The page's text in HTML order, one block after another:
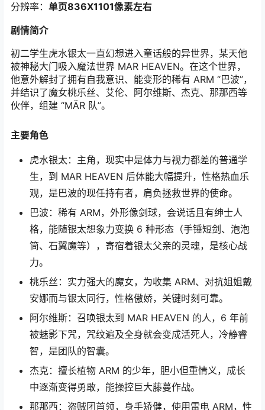
分辨率： 单页836X1101像素左右
剧情简介
初二学生虎水银太一直幻想进入童话般的异世界，某天他
被神秘大门吸入魔法世界 MAR HEAVEN。在这个世界，
他意外解封了拥有自我意识、能变形的稀有 ARM “巴波”，
并结识了魔女桃乐丝、艾伦、阿尔维斯、杰克、那那西等
伙伴，组建 “MÄR 队”。
主要角色
虎水银太：主角，现实中是体力与视力都差的普通学
生，到 MAR HEAVEN 后体能大幅提升，性格热血乐
观，是巴波的现任持有者，肩负拯救世界的使命。
巴波：稀有 ARM，外形像剑球，会说话且有绅士人
格，能随银太想象力变换 6 种形态（手锤短剑、泡泡
筒、石翼魔等），寄宿着银太父亲的灵魂，是核心战
力。
桃乐丝：实力强大的魔女，为收集 ARM、对抗姐姐戴
安娜而与银太同行，性格傲娇，关键时刻可靠。
阿尔维斯：召唤银太到 MAR HEAVEN 的人，6 年前
被魅影下咒，咒纹遍及全身就会变成活死人，冷静睿
智，是团队的智囊。
杰克：擅长植物 ARM 的少年，胆小但重情义，成长
中逐渐变得勇敢，能操控巨大藤蔓作战。
那那西：盗贼团首领，身手矫健，使用雷电 ARM，性